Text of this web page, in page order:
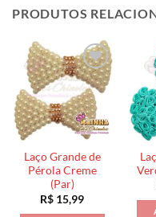
PRODUTOS
Laço Grande de
Pérola Creme
(Par)
R$ 15,99